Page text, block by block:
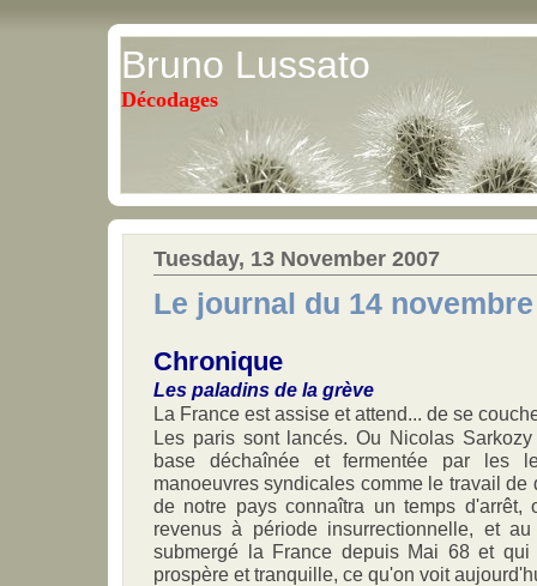
Bruno Lussato
Décodages
Tuesday, 13 November 2007
Le journal du 14
Chronique
Les paladins de la grève
La France est assise et attend... de se
Les paris sont lancés. Ou Nicolas
base déchaînée et fermentée par les
manoeuvres syndicales comme le travail de
de notre pays connaîtra un temps
revenus à période insurrectionnelle, et
submergé la France depuis Mai 68 et
prospère et tranquille, ce qu'on voit